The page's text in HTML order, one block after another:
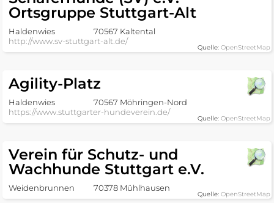
Ortsgruppe Stuttgart-Alt
Haldenwies
70567 Kaltental
http://www.sv-stuttgart-alt.de/
Quelle: OpenStreetMap
Agility-Platz
Haldenwies
70567 Möhringen-Nord
https://www.stuttgarter-hundeverein.de/
Quelle: OpenStreetMap
Verein für Schutz- und
Wachhunde Stuttgart e.V.
Weidenbrunnen 70378 Mühlhausen
Quelle: OpenStreetMap